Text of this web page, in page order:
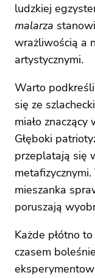
ludzkiej
malarza
wrażliwością a
artystycznymi.
Warto
się ze
miało
Głęboki
przeplatają się
mieszanka
poruszają
Każde płótno
czasem